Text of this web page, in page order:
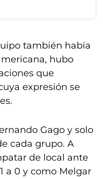
también había
hubo
que
expresión se
Gago y solo
cada grupo. A
de local ante
a 0 y como Melgar